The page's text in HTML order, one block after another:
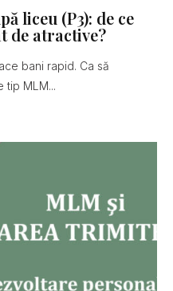
liceu (P3): de ce
de atractive?
bani rapid. Ca să
tip MLM...